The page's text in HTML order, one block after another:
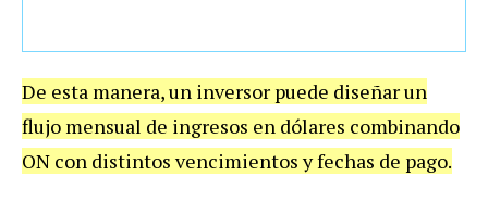
De esta manera, un inversor puede diseñar un
flujo mensual de ingresos en dólares combinando
ON con distintos vencimientos y fechas de pago.